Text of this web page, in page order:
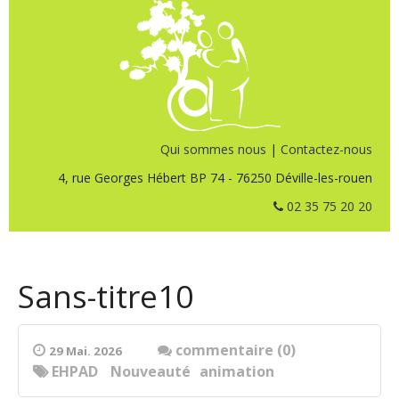
Qui sommes nous | Contactez-nous
4, rue Georges Hébert BP 74 - 76250 Déville-les-rouen
02 35 75 20 20
Sans-titre10
29 Mai. 2026
commentaire (0)
animation
EHPAD Nouveauté